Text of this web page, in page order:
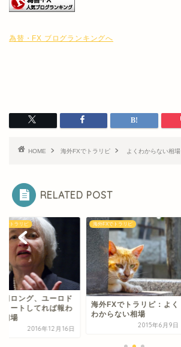
為替・FX ブログランキングへ
HOME 海外FXでトラリピ よくわからない相場
RELATED POST
でトラリピ
円ロング、ユーロド
ョートしてれば報わ
相場
2016年12月16日
海外FXでトラリピ
海外FXでトラリピ：よく
わからない相場
2015年6月9日